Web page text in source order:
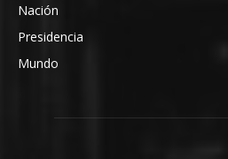
Nación
Presidencia
Mundo